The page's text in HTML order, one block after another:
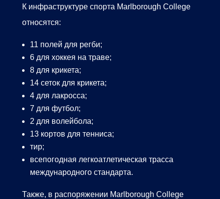
К инфраструктуреспорта Marlborough College
относятся:
11 полей для регби;
6 для хоккея на траве;
8 для крикета;
14 сеток для крикета;
4 для лакросса;
7 для футбол;
2 для волейбола;
13 кортов для тенниса;
тир;
всепогодная легкоатлетическая трасса
международного стандарта.
Также, в распоряжении Marlborough College